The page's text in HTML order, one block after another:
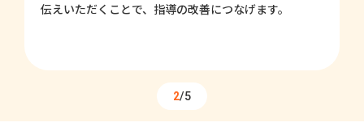
伝えいただくことで、指導の改善につなげます。
2/5